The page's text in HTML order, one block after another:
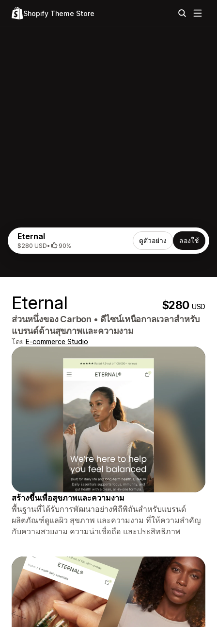
Shopify Theme Store
Eternal
$280 USD• 90%
ดูตัวอย่าง ลองใช้
Eternal $280USD
ส่วนหนึ่งของCarbon • ดีไซน์เหนือกาลเวลาสำหรับ
แบรนด์ด้านสุขภาพและความงาม
โดย E-commerce Studio
สร้างขึ้นเพื่อสุขภาพและความงาม
พื้นฐานที่ได้รับการพัฒนาอย่างพิถีพิถันสำหรับแบรนด์
ผลิตภัณฑ์ดูแลผิว สุขภาพ และความงาม ที่ให้ความสำคัญ
กับความสวยงาม ความน่าเชื่อถือ และประสิทธิภาพ